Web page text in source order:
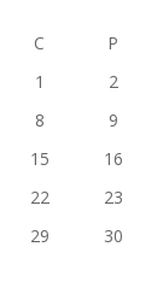
C
P
1
2
8
9
15
16
22
23
29
30